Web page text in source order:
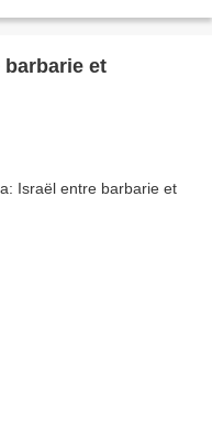
barbarie et